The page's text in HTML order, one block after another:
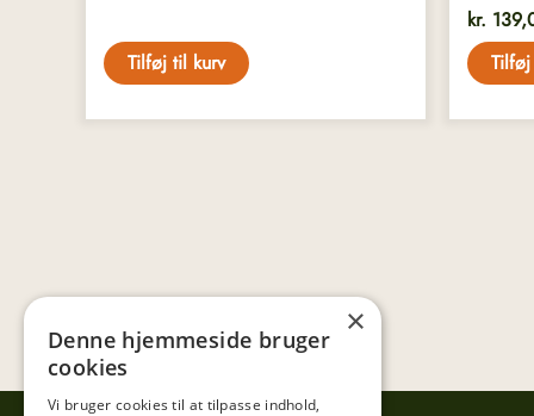
Tilføj til kurv
kr.
×
Denne hjemmeside bruger
cookies
Vi bruger cookies til at tilpasse indhold,